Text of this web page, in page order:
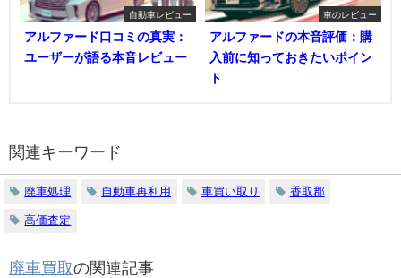
自動車レビュー
アルファード口コミの真実：
ユーザーが語る本音レビュー
車のレビュー
アルファードの本音評価：購
入前に知っておきたいポイン
ト
関連キーワード
廃車処理 自動車再利用 車買い取り 香取郡
高価査定
廃車買取の関連記事